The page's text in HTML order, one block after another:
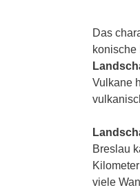
Das
konische
Vulkane
Breslau
viele